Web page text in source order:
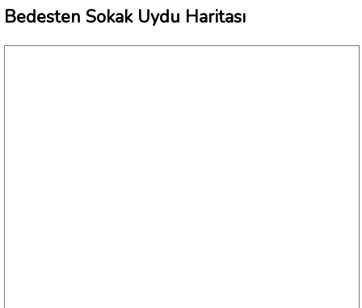
Bedesten Sokak Uydu Haritası